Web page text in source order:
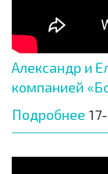
Александр и
компанией
Подробнее